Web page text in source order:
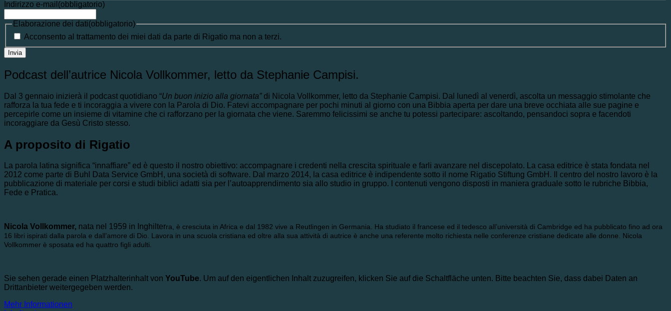
Indirizzo e-mail (obbligatorio)
Elaborazione dei dati(obbligatorio)
Acconsento al trattamento dei miei dati da parte di Rigatio ma non a terzi.
Podcast dell’autrice Nicola Vollkommer, letto da Stephanie Campisi.
Dal 3 gennaio inizierà il podcast quotidiano “Un buon inizio alla giornata”di Nicola Vollkommer, letto da Stephanie Campisi. Dal lunedì al venerdì, ascolta un messaggio stimolante che
rafforza la tua fede e ti incoraggia a vivere con la Parola di Dio. Fatevi accompagnare per pochi minuti al giorno con una Bibbia aperta per dare una breve occhiata alle sue pagine e
percepirle come un insieme di vitamine che ci rafforzano per la giornata che viene. Saremmo felicissimi se anche tu potessi partecipare: ascoltando, pensandoci sopra e facendoti
incoraggiare da Gesù Cristo stesso.
A proposito di Rigatio
La parola latina significa “innaffiare” ed è questo il nostro obiettivo: accompagnare i credenti nella crescita spirituale e farli avanzare nel discepolato. La casa editrice è stata fondata nel
2012 come parte di Buhl Data Service GmbH, una società di software. Dal marzo 2014, la casa editrice è indipendente sotto il nome Rigatio Stiftung GmbH. Il centro del nostro lavoro è la
pubblicazione di materiale per corsi e studi biblici adatti sia per l’autoapprendimento sia allo studio in gruppo. I contenuti vengono disposti in maniera graduale sotto le rubriche Bibbia,
Fede e Pratica.
Nicola Vollkommer, nata nel 1959 in Inghilterra, è cresciuta in Africa e dal 1982 vive a Reutlingen in Germania. Ha studiato il francese ed il tedesco all’università di Cambridge ed ha pubblicato fino ad ora
16 libri ispirati dalla parola e dall’amore di Dio. Lavora in una scuola cristiana ed oltre alla sua attività di autrice è anche una referente molto richiesta nelle conferenze cristiane dedicate alle donne. Nicola
Vollkommer è sposata ed ha quattro figli adulti.
Sie sehen gerade einen Platzhalterinhalt von YouTube. Um auf den eigentlichen Inhalt zuzugreifen, klicken Sie auf die Schaltfläche unten. Bitte beachten Sie, dass dabei Daten an
Drittanbieter weitergegeben werden.
Mehr Informationen